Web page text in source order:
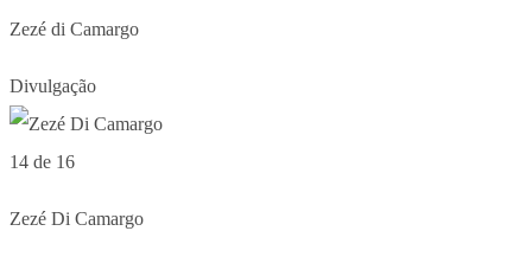
Zezé di Camargo
Divulgação
14 de 16
Zezé Di Camargo